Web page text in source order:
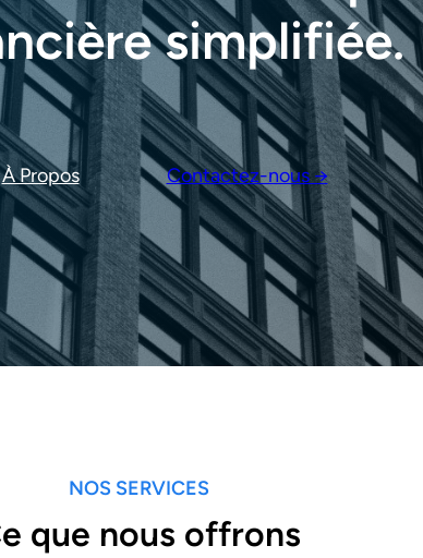
simplifiée.
À Propos Contactez-nous →
NOS SERVICES
que nous offrons